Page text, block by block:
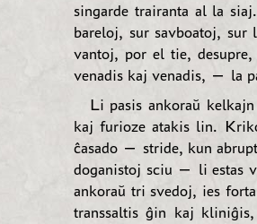
singarde trairanta al la
bareloj, sur savboatoj, sur
vantoj, por el tie,
venadis kaj venadis, — la
Li pasis ankoraŭ
kaj furioze atakis lin.
ĉasado — stride, kun
doganistoj sciu — li estas
ankoraŭ tri svedoj, ies
transsaltis ĝin kaj